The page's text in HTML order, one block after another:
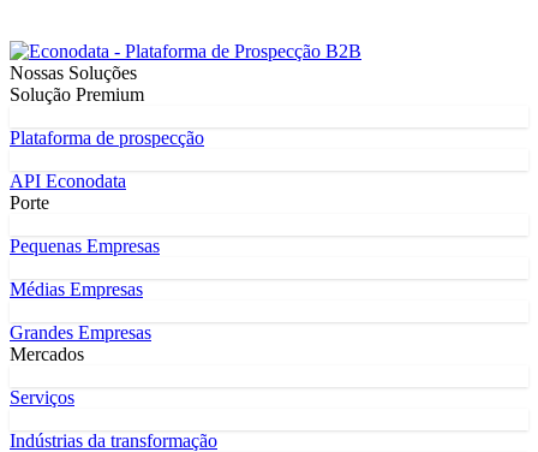
Nossas Soluções
Solução Premium
Plataforma de prospecção
API Econodata
Porte
Pequenas Empresas
Médias Empresas
Grandes Empresas
Mercados
Serviços
Indústrias da transformação